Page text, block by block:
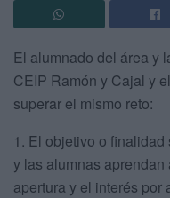
El alumnado del área y
CEIP Ramón y Cajal y
superar el mismo reto:
1. El objetivo o
y las alumnas
apertura y el interés por